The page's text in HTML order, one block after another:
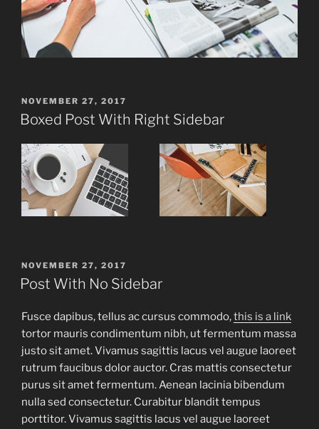
POSTED
ON
NOVEMBER 27, 2017
Boxed Post With Right Sidebar
POSTED
ON
NOVEMBER 27, 2017
Post With No Sidebar
Fusce dapibus, tellus ac cursus commodo,this is a link
tortor mauris condimentum nibh, ut fermentum massa
justo sit amet. Vivamus sagittis lacus vel augue laoreet
rutrum faucibus dolor auctor. Cras mattis consectetur
purus sit amet fermentum. Aenean lacinia bibendum
nulla sed consectetur. Curabitur blandit tempus
porttitor. Vivamus sagittis lacus vel augue laoreet